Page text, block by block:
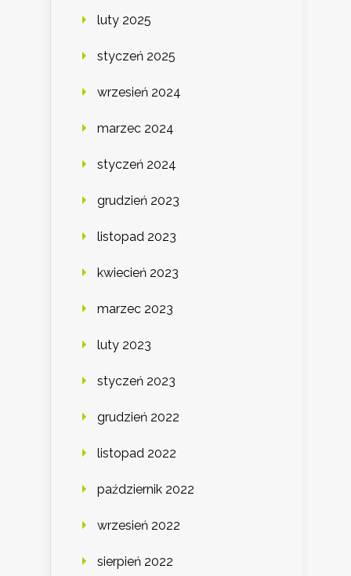
luty 2025
styczeń 2025
wrzesień 2024
marzec 2024
styczeń 2024
grudzień 2023
listopad 2023
kwiecień 2023
marzec 2023
luty 2023
styczeń 2023
grudzień 2022
listopad 2022
październik 2022
wrzesień 2022
sierpień 2022